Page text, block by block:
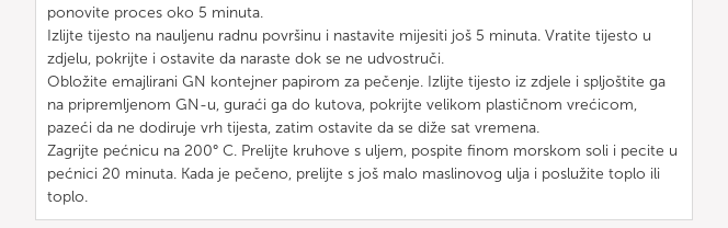
ponovite proces oko 5 minuta.
Izlijte tijesto na nauljenu radnu površinu i nastavite mijesiti još 5 minuta. Vratite tijesto u
zdjelu, pokrijte i ostavite da naraste dok se ne udvostruči.
Obložite emajlirani GN kontejner papirom za pečenje. Izlijte tijesto iz zdjele i spljoštite ga
na pripremljenom GN-u, guraći ga do kutova, pokrijte velikom plastičnom vrećicom,
pazeći da ne dodiruje vrh tijesta, zatim ostavite da se diže sat vremena.
Zagrijte pećnicu na 200° C. Prelijte kruhove s uljem, pospite finom morskom soli i pecite u
pećnici 20 minuta. Kada je pečeno, prelijte s još malo maslinovog ulja i poslužite toplo ili
toplo.